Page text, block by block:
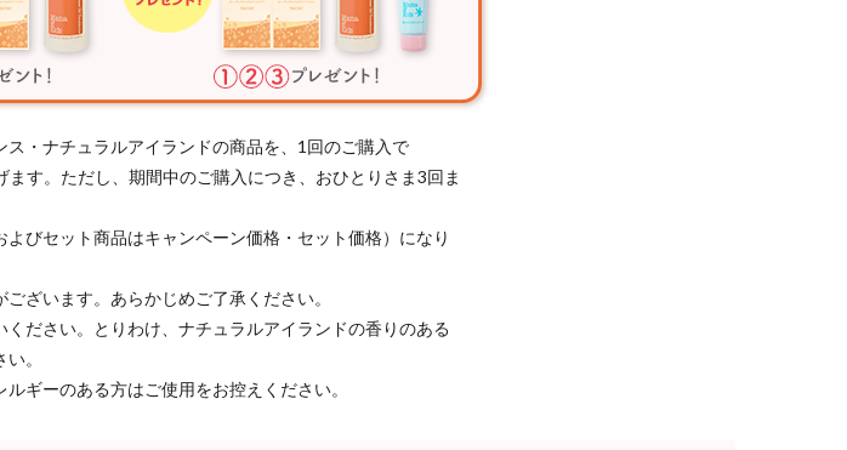
・ナチュラルアイランドの商品を、1回のご購入で
す。ただし、期間中のご購入につき、おひとりさま3回ま
びセット商品はキャンペーン価格・セット価格）になり
ざいます。あらかじめご了承ください。
ださい。とりわけ、ナチュラルアイランドの香りのある
。
ギーのある方はご使用をお控えください。